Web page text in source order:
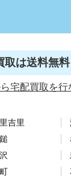
取は送料無料
宅配買取を行
吉里